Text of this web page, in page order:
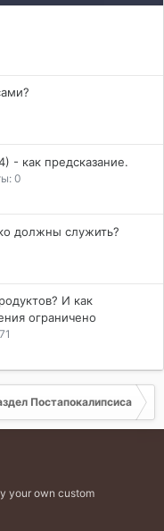
- как предсказание.
0
должны служить?
И как
ограничено
Постапокалипсиса
your own custom